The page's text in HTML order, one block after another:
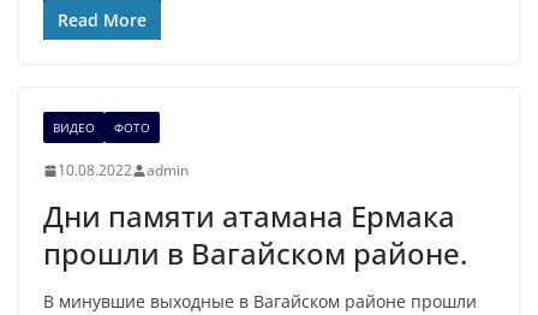
Read More
ВИДЕО ФОТО
10.08.2022 admin
Дни памяти атамана Ермака
прошли в Вагайском районе.
В минувшие выходные в Вагайском районе прошли